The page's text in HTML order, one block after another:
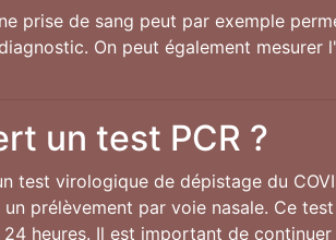
prise de sang peut par exemple
On peut également mesurer
un test PCR ?
test virologique de dépistage du
prélèvement par voie nasale. Ce
24 heures. Il est important de